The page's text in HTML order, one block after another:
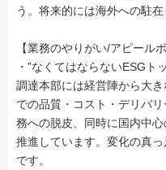
う。将来的には海外への駐在
【業務のやりがい/アピール
・”なくてはならないESGト
調達本部には経営陣から大
での品質・コスト・デリバ
務への脱皮、同時に国内中
推進しています。変化の真
です。